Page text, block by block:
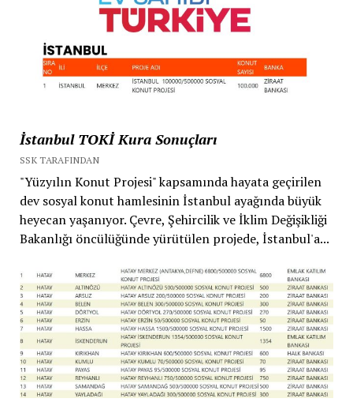
İstanbul TOKİ Kura Sonuçları
SSK TARAFINDAN
"Yüzyılın Konut Projesi" kapsamında hayata geçirilen
dev sosyal konut hamlesinin İstanbul ayağında büyük
heyecan yaşanıyor. Çevre, Şehircilik ve İklim Değişikliği
Bakanlığı öncülüğünde yürütülen projede, İstanbul'a...